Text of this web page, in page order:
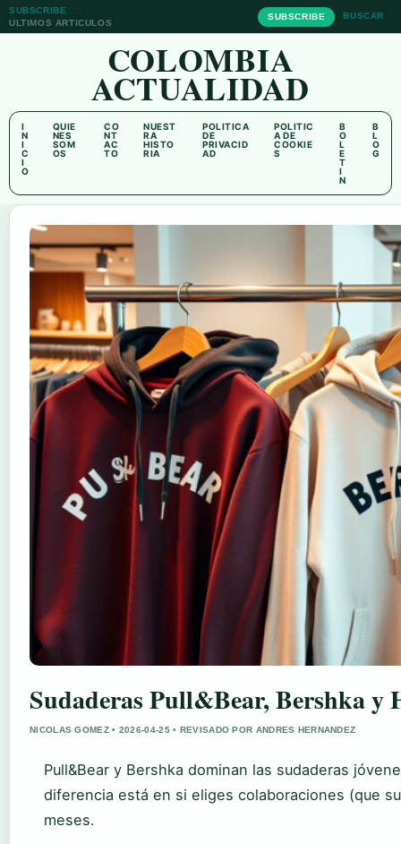
SUBSCRIBE
ULTIMOS ARTICULOS
SUBSCRIBE BUSCAR
COLOMBIA
ACTUALIDAD
I
N
I
C
I
O
QUIE
NES
SOM
OS
CO
NT
AC
TO
NUEST
RA
HISTO
RIA
POLITICA
DE
PRIVACID
AD
POLITIC
A DE
COOKIE
S
B
O
L
E
T
I
N
B
L
O
G
Sudaderas Pull&Bear, Bershka y
NICOLAS GOMEZ • 2026-04-25 • REVISADO POR ANDRES HERNANDEZ
Pull&Bear y Bershka dominan las sudaderas
diferencia está en si eliges colaboraciones (que
meses.